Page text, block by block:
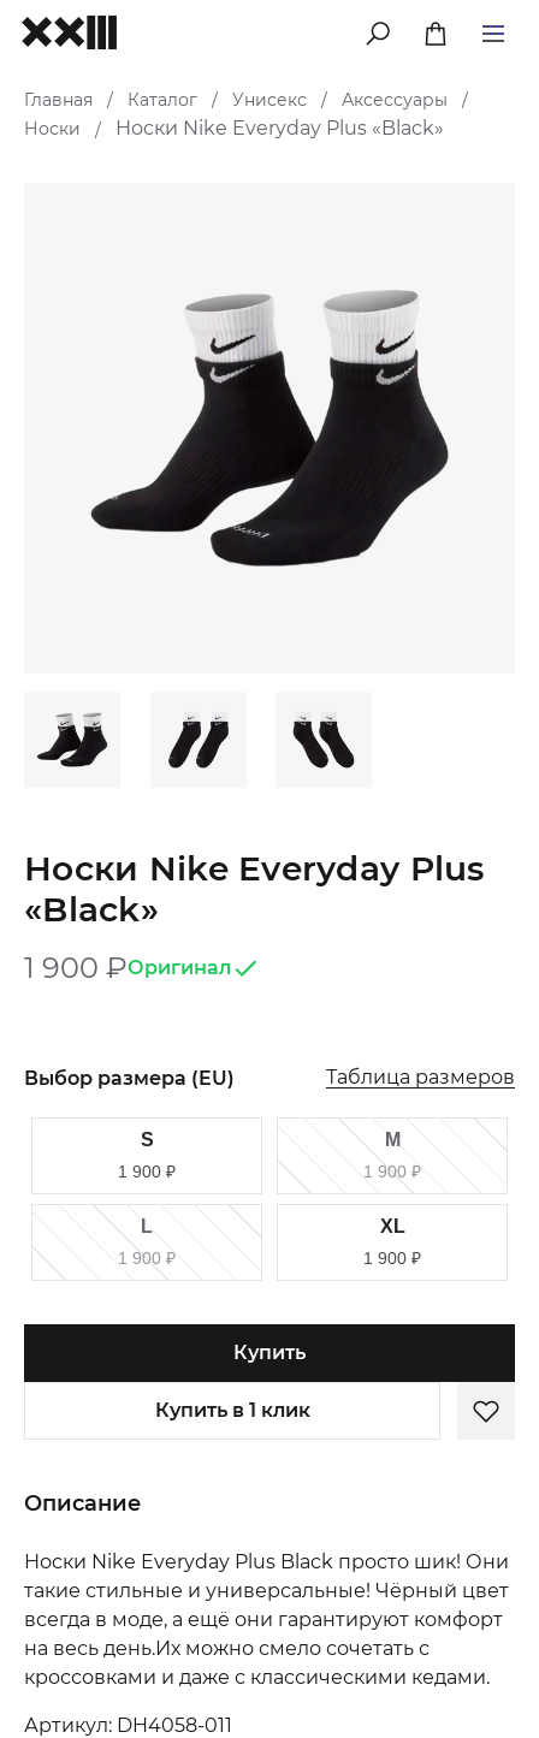
меню
Главная / Каталог / Унисекс / Аксессуары
/
Носки
/ Носки Nike Everyday Plus «Black»
Носки Nike Everyday Plus
«Black»
1 900 ₽Оригинал
Выбор размера (EU) Таблица размеров
S
1 900 ₽
M
1 900 ₽
L
1 900 ₽
XL
1 900 ₽
Купить
Купить в 1 клик
Описание
Носки Nike Everyday Plus Black просто шик! Они
такие стильные и универсальные! Чёрный цвет
всегда в моде, а ещё они гарантируют комфорт
на весь день.Их можно смело сочетать с
кроссовками и даже с классическими кедами.
Артикул: DH4058-011